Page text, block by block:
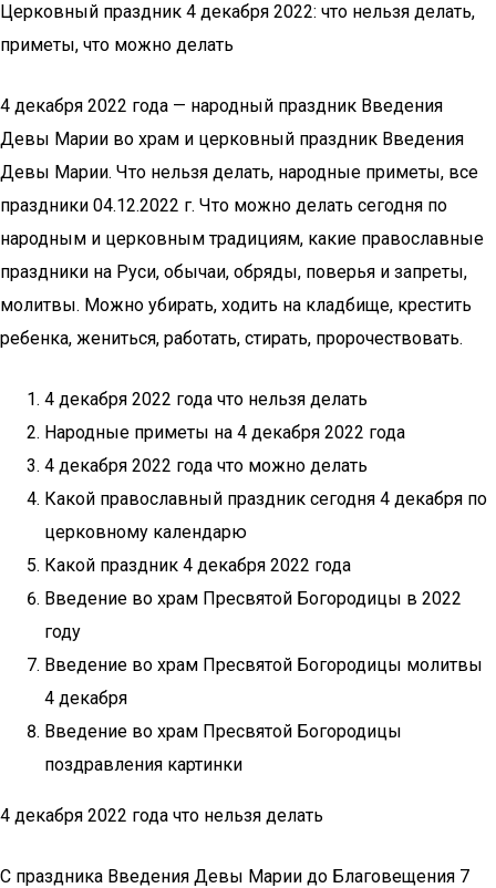
Церковный праздник 4 декабря 2022: что нельзя делать,
приметы, что можно делать
4 декабря 2022 года — народный праздник Введения
Девы Марии во храм и церковный праздник Введения
Девы Марии. Что нельзя делать, народные приметы, все
праздники 04.12.2022 г. Что можно делать сегодня по
народным и церковным традициям, какие православные
праздники на Руси, обычаи, обряды, поверья и запреты,
молитвы. Можно убирать, ходить на кладбище, крестить
ребенка, жениться, работать, стирать, пророчествовать.
4 декабря 2022 года что нельзя делать
Народные приметы на 4 декабря 2022 года
4 декабря 2022 года что можно делать
Какой православный праздник сегодня 4 декабря по
церковному календарю
Какой праздник 4 декабря 2022 года
Введение во храм Пресвятой Богородицы в 2022
году
Введение во храм Пресвятой Богородицы молитвы
4 декабря
Введение во храм Пресвятой Богородицы
поздравления картинки
4 декабря 2022 года что нельзя делать
С праздника Введения Девы Марии до Благовещения 7